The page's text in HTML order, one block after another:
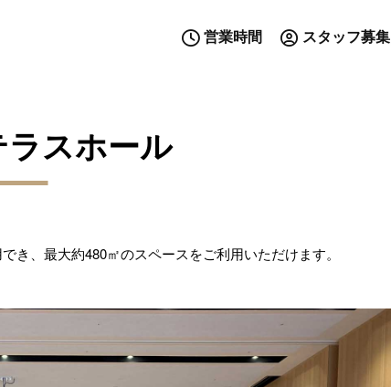
営業時間 スタッフ募集
スホール
、最大約480㎡のスペースをご利用いただけます。